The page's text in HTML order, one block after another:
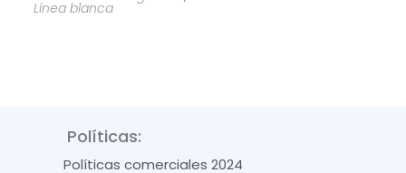
Línea blanca
Políticas:
Políticas comerciales 2024